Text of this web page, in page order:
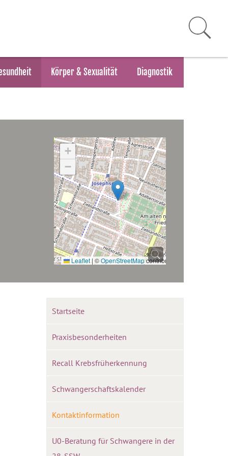
Körper & Sexualität Diagnostik
+
−
Leaflet | ©OpenStreetMapcontributors
Startseite
Praxisbesonderheiten
Recall Krebsfrüherkennung
Schwangerschaftskalender
Kontaktinformation
U0-Beratung für Schwangere in der